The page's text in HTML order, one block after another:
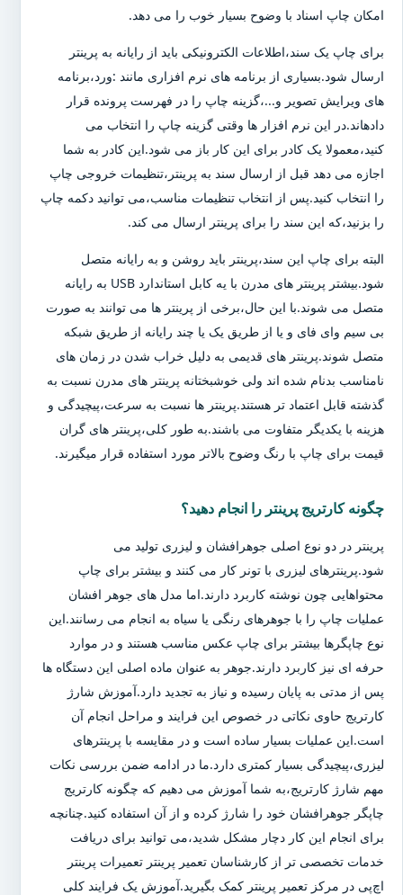
امکان چاپ اسناد با وضوح بسیار خوب را می دهد.
برای چاپ یک سند،اطلاعات الکترونیکی باید از رایانه به پرینتر
ارسال شود.بسیاری از برنامه های نرم افزاری مانند :ورد،برنامه
های ویرایش تصویر و...،گزینه چاپ را در فهرست پرونده قرار
دادهاند.در این نرم افزار ها وقتی گزینه چاپ را انتخاب می
کنید،معمولا یک کادر برای این کار باز می شود.این کادر به شما
اجازه می دهد قبل از ارسال سند به پرینتر،تنظیمات خروجی چاپ
را انتخاب کنید.پس از انتخاب تنظیمات مناسب،می توانید دکمه چاپ
را بزنید،که این سند را برای پرینتر ارسال می کند.
البته برای چاپ این سند،پرینتر باید روشن و به رایانه متصل
شود.بیشتر پرینتر های مدرن با یه کابل استاندارد USB به رایانه
متصل می شوند.با این حال،برخی از پرینتر ها می توانند به صورت
بی سیم وای فای و یا از طریق یک یا چند رایانه از طریق شبکه
متصل شوند.پرینتر های قدیمی به دلیل خراب شدن در زمان های
نامناسب بدنام شده اند ولی خوشبختانه پرینتر های مدرن نسبت به
گذشته قابل اعتماد تر هستند.پرینتر ها نسبت به سرعت،پیچیدگی و
هزینه با یکدیگر متفاوت می باشند.به طور کلی،پرینتر های گران
قیمت برای چاپ با رنگ وضوح بالاتر مورد استفاده قرار میگیرند.
چگونه کارتریج پرینتر را انجام دهید؟
پرینتر در دو نوع اصلی جوهرافشان و لیزری تولید می
شود.پرینترهای لیزری با تونر کار می کنند و بیشتر برای چاپ
محتواهایی چون نوشته کاربرد دارند.اما مدل های جوهر افشان
عملیات چاپ را با جوهرهای رنگی یا سیاه به انجام می رسانند.این
نوع چاپگرها بیشتر برای چاپ عکس مناسب هستند و در موارد
حرفه ای نیز کاربرد دارند.جوهر به عنوان ماده اصلی این دستگاه ها
پس از مدتی به پایان رسیده و نیاز به تجدید دارد.آموزش شارژ
کارتریج حاوی نکاتی در خصوص این فرایند و مراحل انجام آن
است.این عملیات بسیار ساده است و در مقایسه با پرینترهای
لیزری،پیچیدگی بسیار کمتری دارد.ما در ادامه ضمن بررسی نکات
مهم شارژ کارتریج،به شما آموزش می دهیم که چگونه کارتریج
چاپگر جوهرافشان خود را شارژ کرده و از آن استفاده کنید.چنانچه
برای انجام این کار دچار مشکل شدید،می توانید برای دریافت
خدمات تخصصی تر از کارشناسان تعمیر پرینتر تعمیرات پرینتر
اچ‌پی در مرکز تعمیر پرینتر کمک بگیرید.آموزش یک فرایند کلی